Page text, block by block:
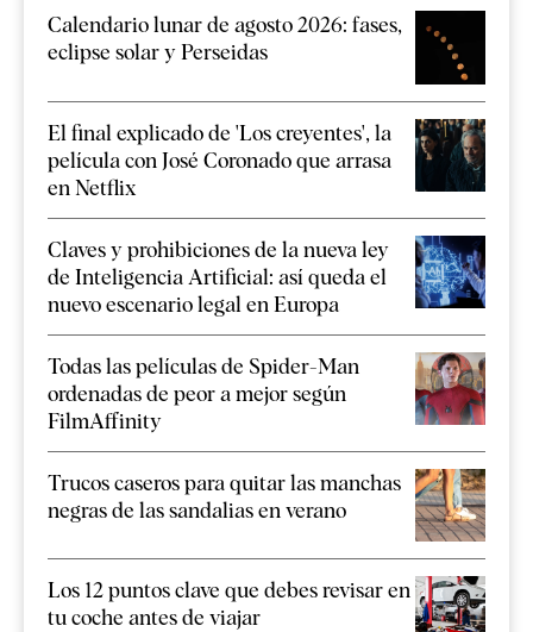
Calendario lunar de agosto 2026: fases,
eclipse solar y Perseidas
El final explicado de 'Los creyentes', la
película con José Coronado que arrasa
en Netflix
Claves y prohibiciones de la nueva ley
de Inteligencia Artificial: así queda el
nuevo escenario legal en Europa
Todas las películas de Spider-Man
ordenadas de peor a mejor según
FilmAffinity
Trucos caseros para quitar las manchas
negras de las sandalias en verano
Los 12 puntos clave que debes revisar en
tu coche antes de viajar